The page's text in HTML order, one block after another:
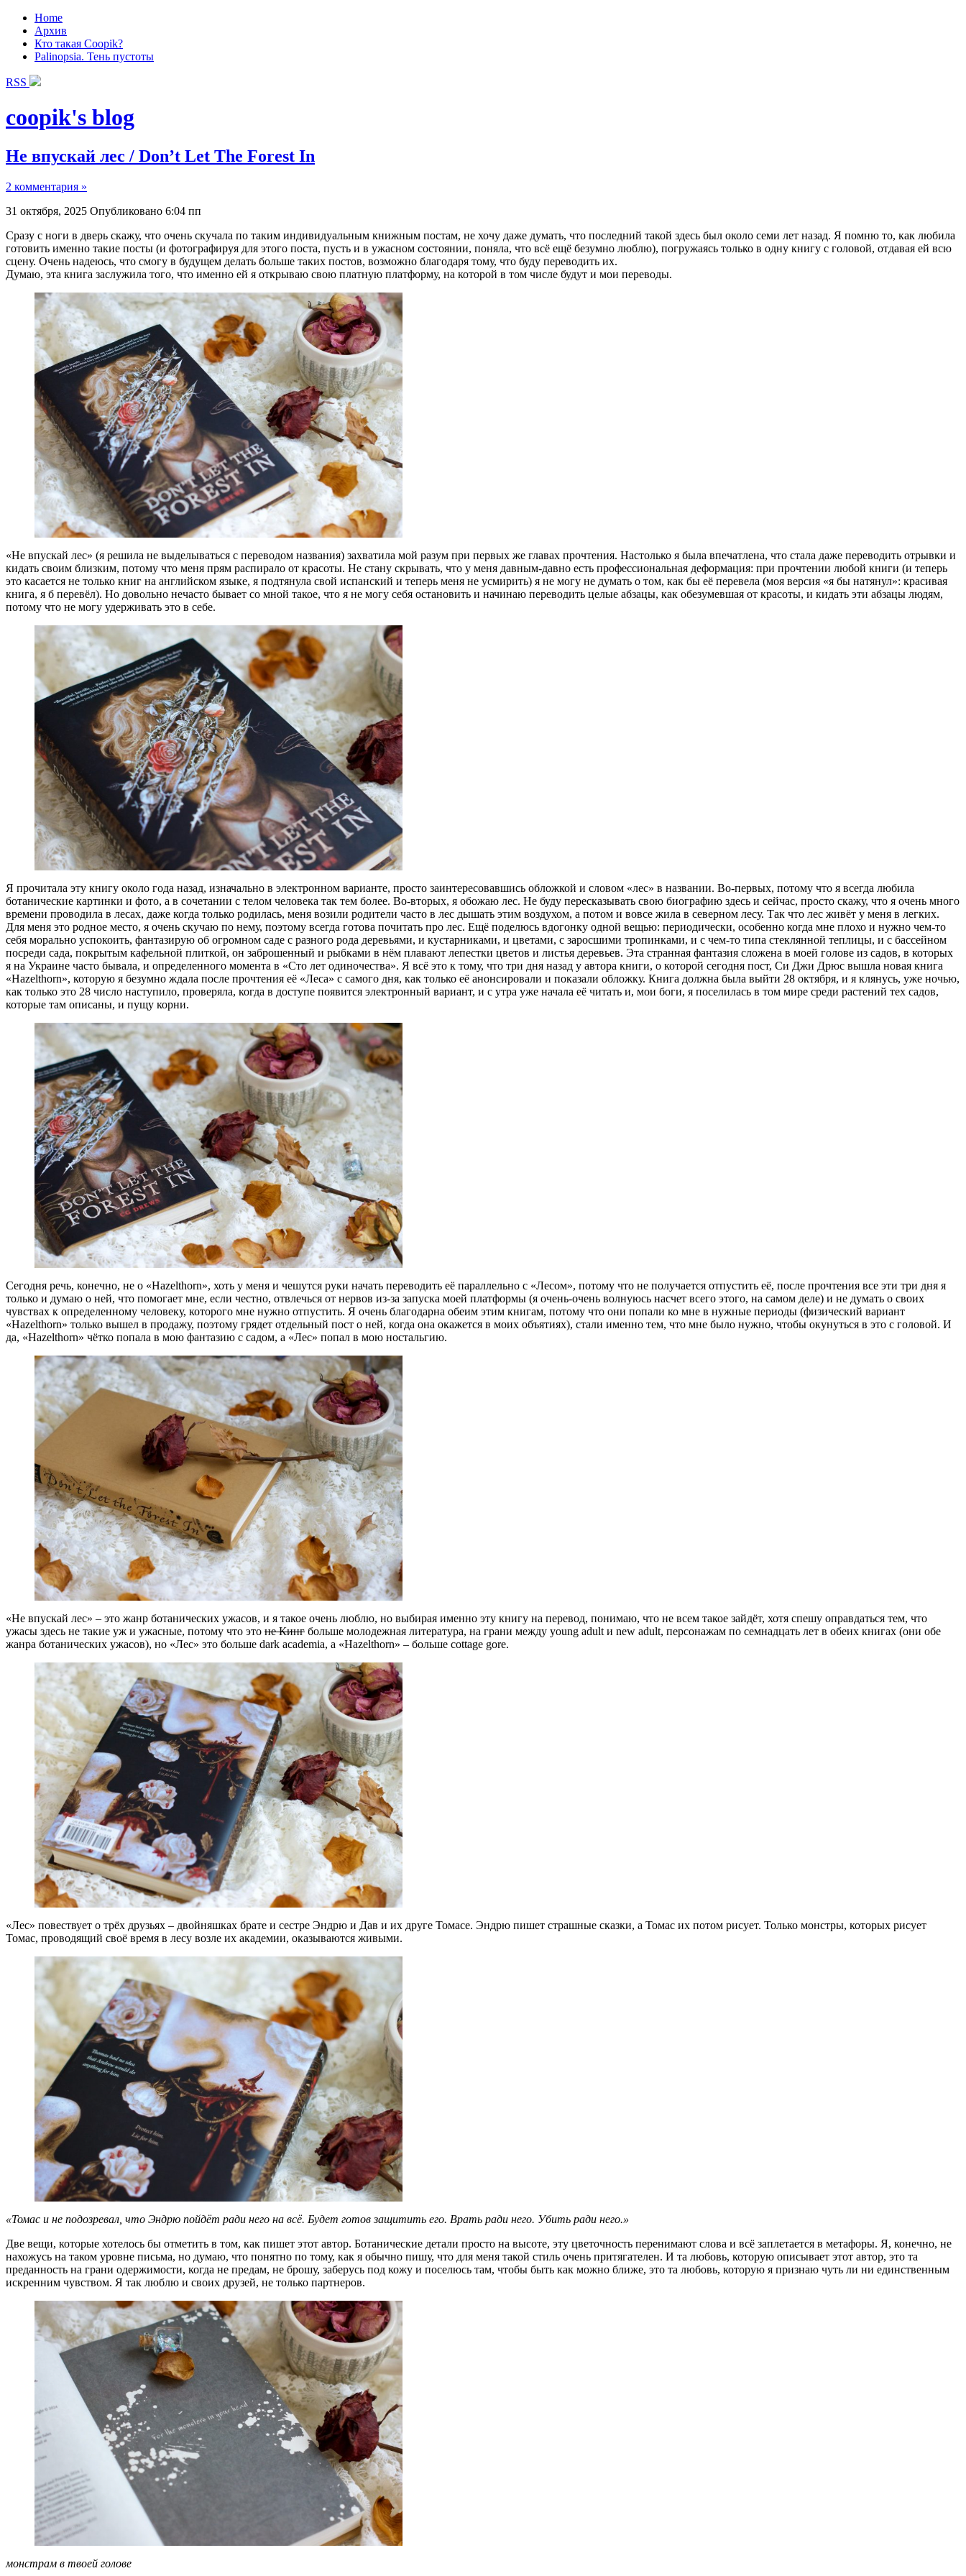
Home
Архив
Кто такая Coopik?
Palinopsia. Тень пустоты
RSS
coopik's blog
Не впускай лес / Don’t Let The Forest In
2 комментария »
31 октября, 2025 Опубликовано 6:04 пп
Сразу с ноги в дверь скажу, что очень скучала по таким индивидуальным книжным постам, не хочу даже думать, что последний такой здесь был около семи лет назад. Я помню то, как любила
готовить именно такие посты (и фотографируя для этого поста, пусть и в ужасном состоянии, поняла, что всё ещё безумно люблю), погружаясь только в одну книгу с головой, отдавая ей всю
сцену. Очень надеюсь, что смогу в будущем делать больше таких постов, возможно благодаря тому, что буду переводить их.
Думаю, эта книга заслужила того, что именно ей я открываю свою платную платформу, на которой в том числе будут и мои переводы.
«Не впускай лес» (я решила не выделываться с переводом названия) захватила мой разум при первых же главах прочтения. Настолько я была впечатлена, что стала даже переводить отрывки и
кидать своим близким, потому что меня прям распирало от красоты. Не стану скрывать, что у меня давным-давно есть профессиональная деформация: при прочтении любой книги (и теперь
это касается не только книг на английском языке, я подтянула свой испанский и теперь меня не усмирить) я не могу не думать о том, как бы её перевела (моя версия «я бы натянул»: красивая
книга, я б перевёл). Но довольно нечасто бывает со мной такое, что я не могу себя остановить и начинаю переводить целые абзацы, как обезумевшая от красоты, и кидать эти абзацы людям,
потому что не могу удерживать это в себе.
Я прочитала эту книгу около года назад, изначально в электронном варианте, просто заинтересовавшись обложкой и словом «лес» в названии. Во-первых, потому что я всегда любила
ботанические картинки и фото, а в сочетании с телом человека так тем более. Во-вторых, я обожаю лес. Не буду пересказывать свою биографию здесь и сейчас, просто скажу, что я очень много
времени проводила в лесах, даже когда только родилась, меня возили родители часто в лес дышать этим воздухом, а потом и вовсе жила в северном лесу. Так что лес живёт у меня в легких.
Для меня это родное место, я очень скучаю по нему, поэтому всегда готова почитать про лес. Ещё поделюсь вдогонку одной вещью: периодически, особенно когда мне плохо и нужно чем-то
себя морально успокоить, фантазирую об огромном саде с разного рода деревьями, и кустарниками, и цветами, с заросшими тропинками, и с чем-то типа стеклянной теплицы, и с бассейном
посреди сада, покрытым кафельной плиткой, он заброшенный и рыбками в нём плавают лепестки цветов и листья деревьев. Эта странная фантазия сложена в моей голове из садов, в которых
я на Украине часто бывала, и определенного момента в «Сто лет одиночества». Я всё это к тому, что три дня назад у автора книги, о которой сегодня пост, Си Джи Дрюс вышла новая книга
«Hazelthorn», которую я безумно ждала после прочтения её «Леса» с самого дня, как только её анонсировали и показали обложку. Книга должна была выйти 28 октября, и я клянусь, уже ночью,
как только это 28 число наступило, проверяла, когда в доступе появится электронный вариант, и с утра уже начала её читать и, мои боги, я поселилась в том мире среди растений тех садов,
которые там описаны, и пущу корни.
Сегодня речь, конечно, не о «Hazelthorn», хоть у меня и чешутся руки начать переводить её параллельно с «Лесом», потому что не получается отпустить её, после прочтения все эти три дня я
только и думаю о ней, что помогает мне, если честно, отвлечься от нервов из-за запуска моей платформы (я очень-очень волнуюсь насчет всего этого, на самом деле) и не думать о своих
чувствах к определенному человеку, которого мне нужно отпустить. Я очень благодарна обеим этим книгам, потому что они попали ко мне в нужные периоды (физический вариант
«Hazelthorn» только вышел в продажу, поэтому грядет отдельный пост о ней, когда она окажется в моих объятиях), стали именно тем, что мне было нужно, чтобы окунуться в это с головой. И
да, «Hazelthorn» чётко попала в мою фантазию с садом, а «Лес» попал в мою ностальгию.
«Не впускай лес» – это жанр ботанических ужасов, и я такое очень люблю, но выбирая именно эту книгу на перевод, понимаю, что не всем такое зайдёт, хотя спешу оправдаться тем, что
ужасы здесь не такие уж и ужасные, потому что это не Кинг больше молодежная литература, на грани между young adult и new adult, персонажам по семнадцать лет в обеих книгах (они обе
жанра ботанических ужасов), но «Лес» это больше dark academia, а «Hazelthorn» – больше cottage gore.
«Лес» повествует о трёх друзьях – двойняшках брате и сестре Эндрю и Дав и их друге Томасе. Эндрю пишет страшные сказки, а Томас их потом рисует. Только монстры, которых рисует
Томас, проводящий своё время в лесу возле их академии, оказываются живыми.
«Томас и не подозревал, что Эндрю пойдёт ради него на всё. Будет готов защитить его. Врать ради него. Убить ради него.»
Две вещи, которые хотелось бы отметить в том, как пишет этот автор. Ботанические детали просто на высоте, эту цветочность перенимают слова и всё заплетается в метафоры. Я, конечно, не
нахожусь на таком уровне письма, но думаю, что понятно по тому, как я обычно пишу, что для меня такой стиль очень притягателен. И та любовь, которую описывает этот автор, это та
преданность на грани одержимости, когда не предам, не брошу, заберусь под кожу и поселюсь там, чтобы быть как можно ближе, это та любовь, которую я признаю чуть ли ни единственным
искренним чувством. Я так люблю и своих друзей, не только партнеров.
монстрам в твоей голове